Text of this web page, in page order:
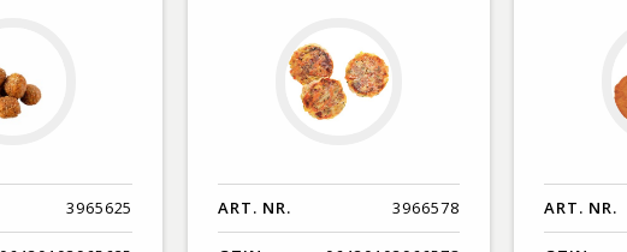
3965625 ART. NR. 3966578 ART. NR.